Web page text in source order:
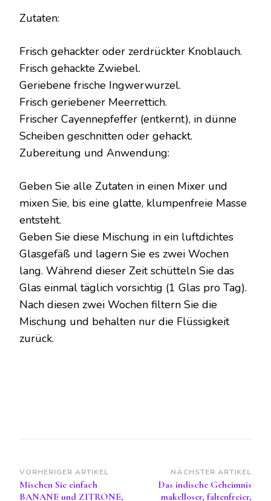
Zutaten:
Frisch gehackter oder zerdrückter Knoblauch.
Frisch gehackte Zwiebel.
Geriebene frische Ingwerwurzel.
Frisch geriebener Meerrettich.
Frischer Cayennepfeffer (entkernt), in dünne
Scheiben geschnitten oder gehackt.
Zubereitung und Anwendung:
Geben Sie alle Zutaten in einen Mixer und
mixen Sie, bis eine glatte, klumpenfreie Masse
entsteht.
Geben Sie diese Mischung in ein luftdichtes
Glasgefäß und lagern Sie es zwei Wochen
lang. Während dieser Zeit schütteln Sie das
Glas einmal täglich vorsichtig (1 Glas pro Tag).
Nach diesen zwei Wochen filtern Sie die
Mischung und behalten nur die Flüssigkeit
zurück.
Beitragsnavigation
VORHERIGER ARTIKEL
Mischen Sie einfach
BANANE und ZITRONE,
NÄCHSTER ARTIKEL
Das indische Geheimnis
makelloser, faltenfreier,